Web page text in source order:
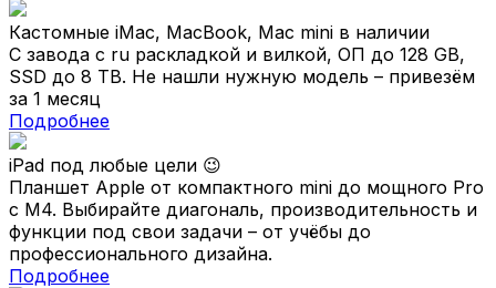
Кастомные iMaс, MacBook, Mac mini в наличии
С завода с ru раскладкой и вилкой, ОП до 128 GB,
SSD до 8 TB. Не нашли нужную модель – привезём
за 1 месяц
Подробнее
iPad под любые цели 😉
Планшет Apple от компактного mini до мощного Pro
с M4. Выбирайте диагональ, производительность и
функции под свои задачи – от учёбы до
профессионального дизайна.
Подробнее